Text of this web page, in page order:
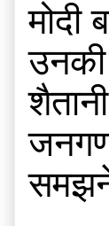
मोदी
जनगण
समझने